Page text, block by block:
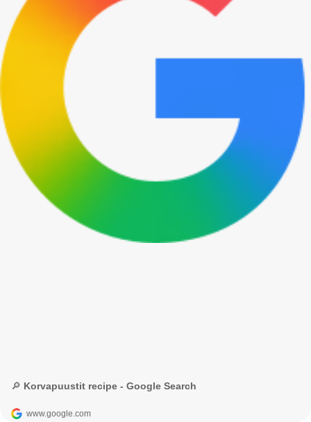
🔎 Korvapuustit recipe - Google Search
www.google.com